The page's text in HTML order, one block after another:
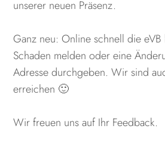
unserer neuen Präsenz.
Ganz neu: Online schnell die
Schaden melden oder eine
Adresse durchgeben. Wir sind
erreichen 🙂
Wir freuen uns auf Ihr Feedback.